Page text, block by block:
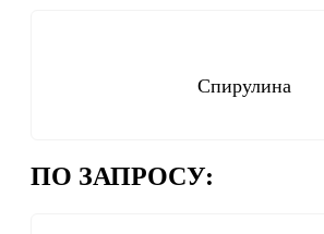
Спирулина
ПО ЗАПРОСУ: